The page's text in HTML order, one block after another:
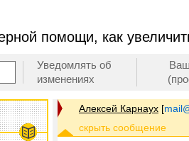
помощи, как
Уведомлять об
изменениях
Алексей Карнаух [